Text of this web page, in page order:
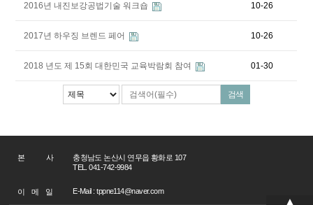
2016년 내진보강공법기술 워크숍 10-26
2017년 하우징 브렌드 페어 10-26
2018 년도 제 15회 대한민국 교육박람회 참여 01-30
본 사
충청남도 논산시 연무읍 황화로 107
TEL. 041-742-9984
이 메 일 E-Mail : tppne114@naver.com